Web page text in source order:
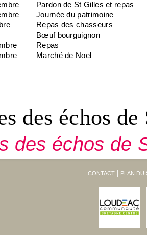
Pardon de St Gilles et repas
Journée du patrimoine
Repas des chasseurs
Bœuf bourguignon
Repas
Marché de Noel
des échos
des échos de
CONTACT PLAN DU